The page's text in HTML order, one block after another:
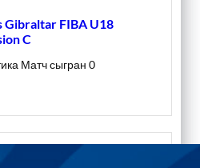
Gibraltar FIBA U18
C
Матч сыгран 0